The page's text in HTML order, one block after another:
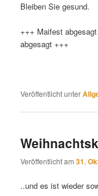
Bleiben Sie gesund.
+++ Maifest
abgesagt +++
Veröffentlicht unter
Veröffentlicht am31.
..und es ist wieder